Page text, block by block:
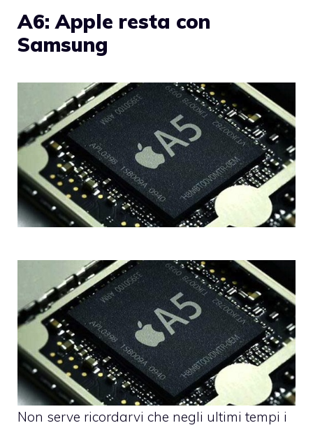
A6: Apple resta con
Samsung
Non serve ricordarvi che negli ultimi tempi i